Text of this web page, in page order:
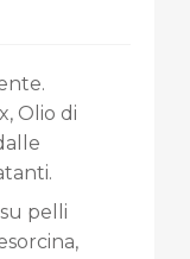
Olio di
pelli